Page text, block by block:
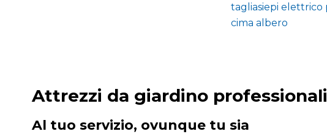
Attrezzi da giardino professionali
Al tuo servizio, ovunque tu sia